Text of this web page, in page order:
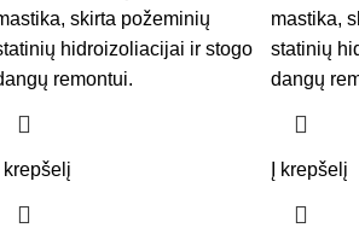
skirta požeminių
hidroizoliacijai ir stogo
remontui.
krepšelį
mastika,
statinių
dangų
Į krepšelį